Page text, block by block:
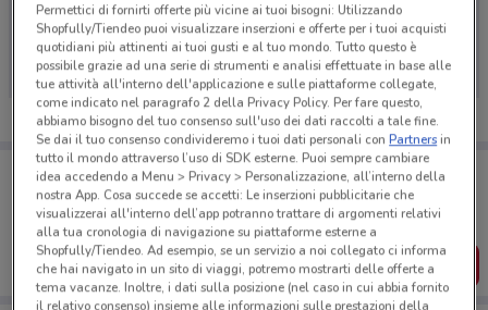
Ci dispiace, al momento non abbiamo pubblicato
volantini nella tua zona. Riprova più tardi.
Porta DoveConviene sempre con te!
Puoi trovare le migliori offerte dei negozi vicino a te,
salvarle e creare la tua lista del risparmio, comodamente
dal tuo cellulare.
SCARICA L’APP
Permettici di fornirti offerte più vicine ai tuoi bisogni: Utilizzando
Shopfully/Tiendeo puoi visualizzare inserzioni e offerte per i tuoi acquisti
quotidiani più attinenti ai tuoi gusti e al tuo mondo. Tutto questo è
possibile grazie ad una serie di strumenti e analisi effettuate in base alle
tue attività all'interno dell'applicazione e sulle piattaforme collegate,
come indicato nel paragrafo 2 della Privacy Policy. Per fare questo,
abbiamo bisogno del tuo consenso sull'uso dei dati raccolti a tale fine.
Se dai il tuo consenso condivideremo i tuoi dati personali conPartnersin
tutto il mondo attraverso l’uso di SDK esterne. Puoi sempre cambiare
idea accedendo a Menu > Privacy > Personalizzazione, all’interno della
nostra App. Cosa succede se accetti: Le inserzioni pubblicitarie che
visualizzerai all'interno dell’app potranno trattare di argomenti relativi
alla tua cronologia di navigazione su piattaforme esterne a
Shopfully/Tiendeo. Ad esempio, se un servizio a noi collegato ci informa
che hai navigato in un sito di viaggi, potremo mostrarti delle offerte a
tema vacanze. Inoltre, i dati sulla posizione (nel caso in cui abbia fornito
il relativo consenso) insieme alle informazioni sulle prestazioni della